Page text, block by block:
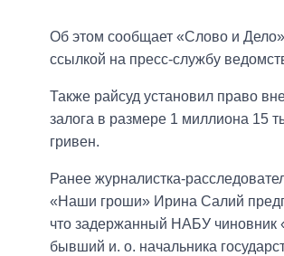
Об этом сообщает «Слово и
ссылкой на пресс-службу
Также райсуд установил право
залога в размере 1 миллиона 15
гривен.
Ранее журналистка-
«Наши гроши» Ирина Салий
что задержанный НАБУ чиновник
бывший и. о. начальника